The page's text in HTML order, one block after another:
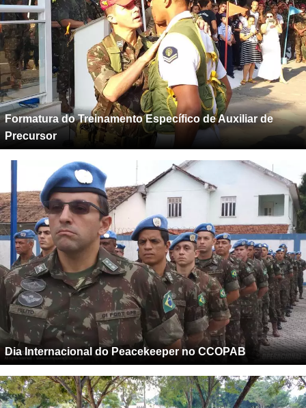
Formatura do Treinamento Específico de Auxiliar de
Precursor
Dia Internacional do Peacekeeper no CCOPAB